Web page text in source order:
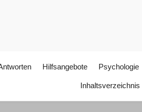
Hilfsangebote Psychologie
Inhaltsverzeichnis